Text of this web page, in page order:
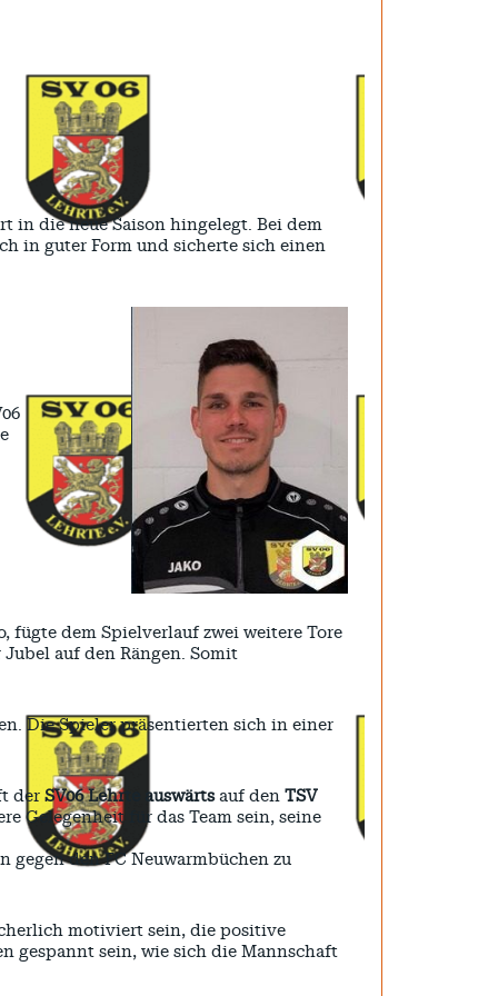
in die neue Saison hingelegt. Bei dem
in guter Form und sicherte sich einen
fügte dem Spielverlauf zwei weitere Tore
auf den Rängen. Somit
Die Spieler präsentierten sich in einer
derSV06 Lehrte auswärtsauf denTSV
Gelegenheit für das Team sein, seine
gegen den FC Neuwarmbüchen zu
motiviert sein, die positive
gespannt sein, wie sich die Mannschaft